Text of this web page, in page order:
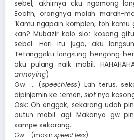
sebel, akhirnya aku ngomong
Eeehh, orangnya malah marah-
‘Kamu ngapain komplen, toh
kan? Mubazir kalo slot kosong
sebel. Hari itu juga, aku
Tetanggaku langsung bengong-
aku pulang naik mobil.
annoying)
Gw: … (speechless) Lah terus,
dipinjemin ke temen, slot nya
Osk: Oh enggak, sekarang udah
butuh mobil lagi. Makanya gw
sampe sekarang.
Gw: … (makin speechless)